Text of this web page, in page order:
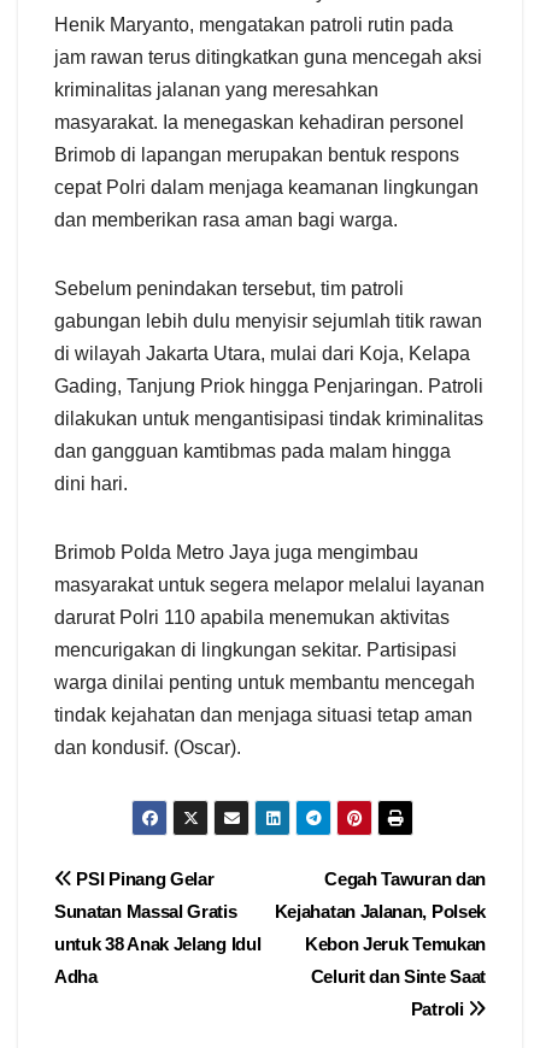
Henik Maryanto, mengatakan patroli rutin pada
jam rawan terus ditingkatkan guna mencegah aksi
kriminalitas jalanan yang meresahkan
masyarakat. Ia menegaskan kehadiran personel
Brimob di lapangan merupakan bentuk respons
cepat Polri dalam menjaga keamanan lingkungan
dan memberikan rasa aman bagi warga.
Sebelum penindakan tersebut, tim patroli
gabungan lebih dulu menyisir sejumlah titik rawan
di wilayah Jakarta Utara, mulai dari Koja, Kelapa
Gading, Tanjung Priok hingga Penjaringan. Patroli
dilakukan untuk mengantisipasi tindak kriminalitas
dan gangguan kamtibmas pada malam hingga
dini hari.
Brimob Polda Metro Jaya juga mengimbau
masyarakat untuk segera melapor melalui layanan
darurat Polri 110 apabila menemukan aktivitas
mencurigakan di lingkungan sekitar. Partisipasi
warga dinilai penting untuk membantu mencegah
tindak kejahatan dan menjaga situasi tetap aman
dan kondusif. (Oscar).
Navigasi
pos
Cegah Tawuran dan
Kejahatan Jalanan, Polsek
Kebon Jeruk Temukan
Celurit dan Sinte Saat
Patroli
PSI Pinang Gelar
Sunatan Massal Gratis
untuk 38 Anak Jelang Idul
Adha